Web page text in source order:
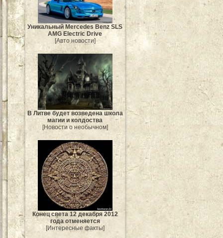
Уникальный Mercedes Benz SLS
AMG Electric Drive
[Авто новости]
В Литве будет возведена школа
магии и колдоства
[Новости о необычном]
Конец света 12 декабря 2012
года отменяется
[Интересные факты]